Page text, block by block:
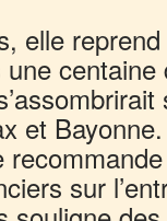
elle
une
et Bayonne.
sur